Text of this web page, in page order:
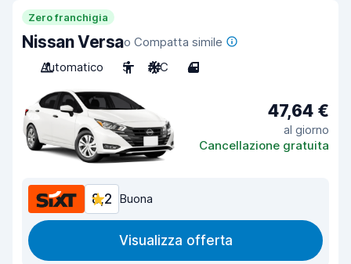
Zero franchigia
Nissan Versao Compatta simile
Automatico
5 A/C 4
47,64 €
al giorno
Cancellazione gratuita
8,2 Buona
Visualizza offerta